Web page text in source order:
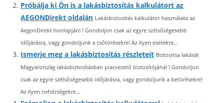
Próbálja ki Ön is a lakásbiztosítás kalkulátort az
AEGONDirekt oldalán Lakásbiztosítás kalkulátor használata az
AegonDirekt honlapján! ! Gondoljon csak az egyre szélsőségesebb
időjárásra, vagy gondoljunk a csőtörésekre! Az ilyen esetekre...
Ismerje meg a lakásbiztosítás részleteit Biztosítsa lakását
Magyarország lakásbiztosításban piacvezető biztosítójánál ! Gondoljon
csak az egyre szélsőségesebb időjárásra, vagy gondoljunk a betörésekre!
Az ilyen nehézségekre...